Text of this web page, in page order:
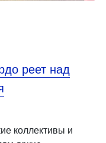
реет над
коллективы и